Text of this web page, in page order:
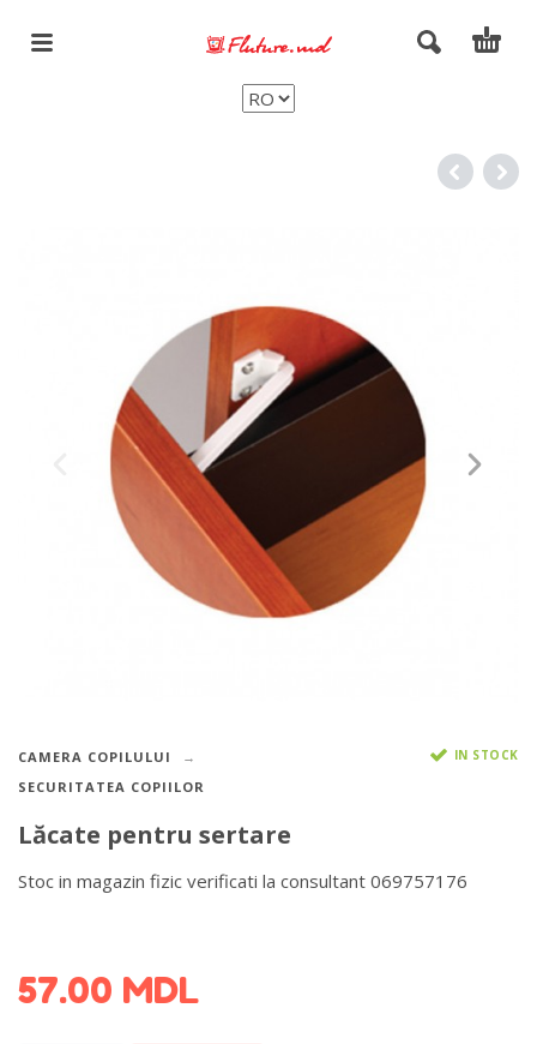
CAMERA COPILULUI
SECURITATEA COPIILOR
IN STOCK
Lăcate pentru sertare
Stoc in magazin fizic verificati la consultant 069757176
57.00 MDL